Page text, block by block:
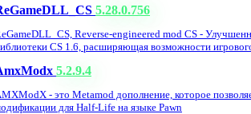
5.28.0.756
Reverse-engineered mod CS -
CS 1.6, расширяющая возможности
5.2.9.4
- это Metamod дополнение, которое
для Half-Life на языке Pawn